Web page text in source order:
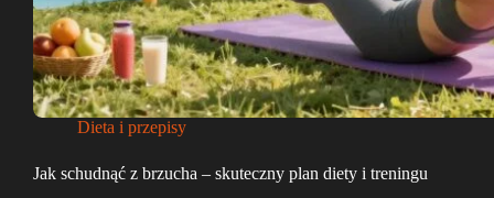
Dieta i przepisy
Jak schudnąć z brzucha – skuteczny plan diety i treningu